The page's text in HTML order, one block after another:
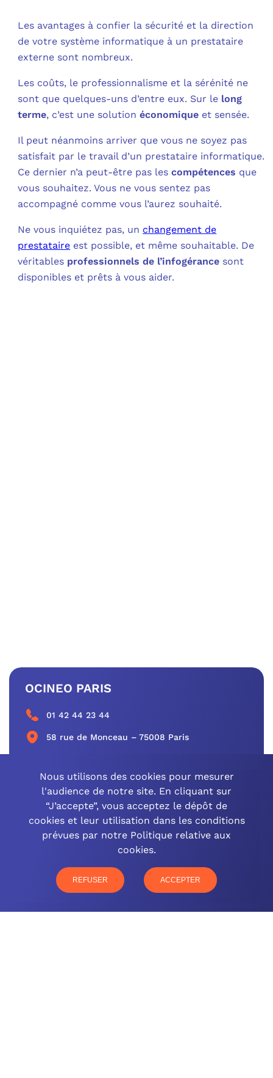
Les avantages à confier la sécurité et la direction
de votre système informatique à un prestataire
externe sont nombreux.
Les coûts, le professionnalisme et la sérénité ne
sont que quelques-uns d’entre eux. Sur le long
terme, c’est une solutionéconomique et sensée.
Il peut néanmoins arriver que vous ne soyez pas
satisfait par le travail d’un prestataire informatique.
Ce dernier n’a peut-être pas lescompétences que
vous souhaitez. Vous ne vous sentez pas
accompagné comme vous l’aurez souhaité.
Ne vous inquiétez pas, un changement de
prestataire est possible, et même souhaitable. De
véritables professionnels de l’infogérance sont
disponibles et prêts à vous aider.
OCINEO PARIS
01 42 44 23 44
58 rue de Monceau – 75008 Paris
CONTACTEZ-NOUS
OCINEO GRAND EST
77 rue Paul Douce – 51480 Damery
CONTACTEZ-NOUS
Nous utilisons des cookies pour mesurer
l'audience de notre site. En cliquant sur
“J’accepte”, vous acceptez le dépôt de
cookies et leur utilisation dans les conditions
prévues par notre Politique relative aux
cookies.
REFUSER ACCEPTER